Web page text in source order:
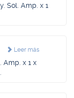
Sol. Amp. x 1
Leer más
Amp. x 1 x